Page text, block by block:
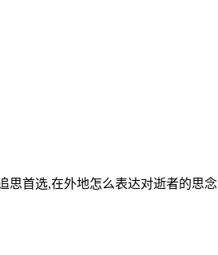
思首选,在外地怎么表达对逝者的思念